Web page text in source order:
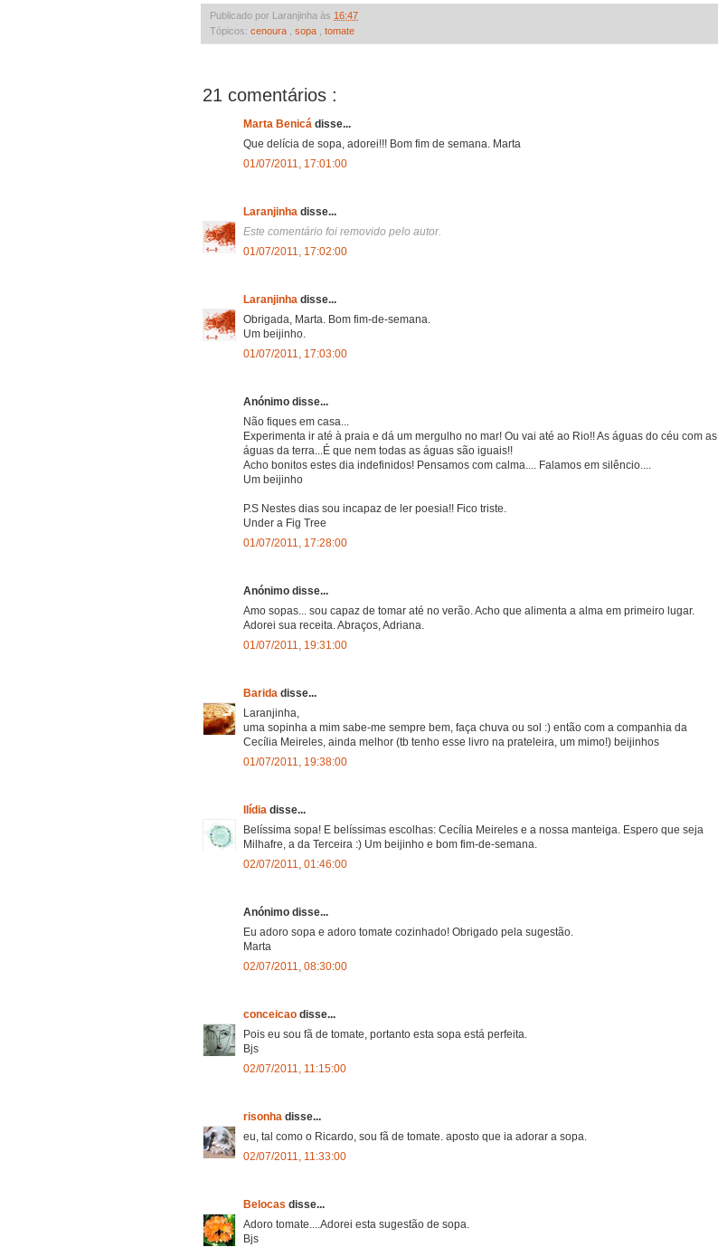
Publicado por Laranjinha às 16:47
Tópicos: cenoura sopa tomate
21 comentários :
Marta Benicá disse...
Que delícia de sopa, adorei!!! Bom fim de semana. Marta
01/07/2011, 17:01:00
Laranjinha disse...
Este comentário foi removido pelo autor.
01/07/2011, 17:02:00
Laranjinha disse...
Obrigada, Marta. Bom fim-de-semana.
Um beijinho.
01/07/2011, 17:03:00
Anónimo disse...
Não fiques em casa...
Experimenta ir até à praia e dá um mergulho no mar! Ou vai até ao Rio!! As águas do céu com as
águas da terra...É que nem todas as águas são iguais!!
Acho bonitos estes dia indefinidos! Pensamos com calma.... Falamos em silêncio....
Um beijinho
P.S Nestes dias sou incapaz de ler poesia!! Fico triste.
Under a Fig Tree
01/07/2011, 17:28:00
Anónimo disse...
Amo sopas... sou capaz de tomar até no verão. Acho que alimenta a alma em primeiro lugar.
Adorei sua receita. Abraços, Adriana.
01/07/2011, 19:31:00
Barida disse...
Laranjinha,
uma sopinha a mim sabe-me sempre bem, faça chuva ou sol :) então com a companhia da
Cecília Meireles, ainda melhor (tb tenho esse livro na prateleira, um mimo!) beijinhos
01/07/2011, 19:38:00
Ilídia disse...
Belíssima sopa! E belíssimas escolhas: Cecília Meireles e a nossa manteiga. Espero que seja
Milhafre, a da Terceira :) Um beijinho e bom fim-de-semana.
02/07/2011, 01:46:00
Anónimo disse...
Eu adoro sopa e adoro tomate cozinhado! Obrigado pela sugestão.
Marta
02/07/2011, 08:30:00
conceicao disse...
Pois eu sou fã de tomate, portanto esta sopa está perfeita.
Bjs
02/07/2011, 11:15:00
risonha disse...
eu, tal como o Ricardo, sou fã de tomate. aposto que ia adorar a sopa.
02/07/2011, 11:33:00
Belocas disse...
Adoro tomate....Adorei esta sugestão de sopa.
Bjs